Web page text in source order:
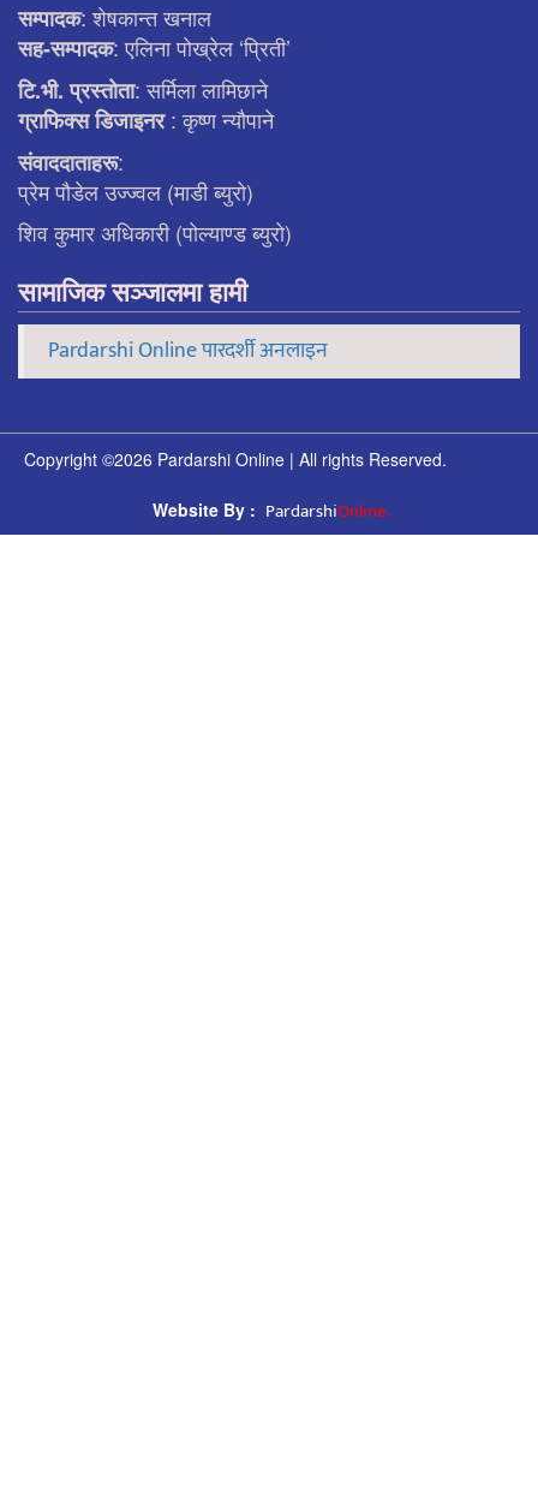
सम्पादक: शेषकान्त खनाल
सह-सम्पादक: एलिना पाेख्रेल ‘प्रिती’
टि.भी. प्रस्ताेता: सर्मिला लामिछाने
ग्राफिक्स डिजाइनर: कृष्ण न्याैपाने
संवाददाताहरू:
प्रेम पौडेल उज्ज्वल (माडी ब्युरो)
शिव कुमार अधिकारी (पोल्याण्ड ब्युरो)
सामाजिक सञ्जालमा हामी
Pardarshi Online पारदर्शी अनलाइन
Copyright ©2026 Pardarshi Online | All rights Reserved.
Website By : PardarshiOnline.